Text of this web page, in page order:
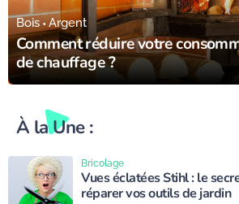
Comment réduire votre
de chauffage ?
Bois Argent
À la Une :
Vues éclatées Stihl : le
réparer vos outils de jardin
Bricolage